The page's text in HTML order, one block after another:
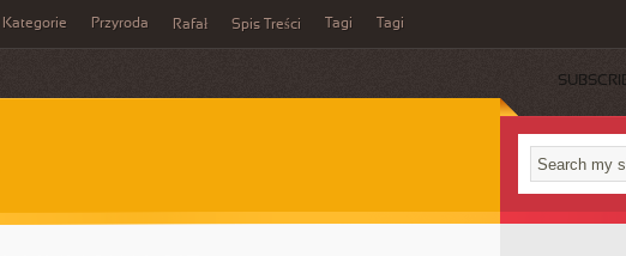
Kategorie Przyroda Rafał Spis Treści Tagi Tagi